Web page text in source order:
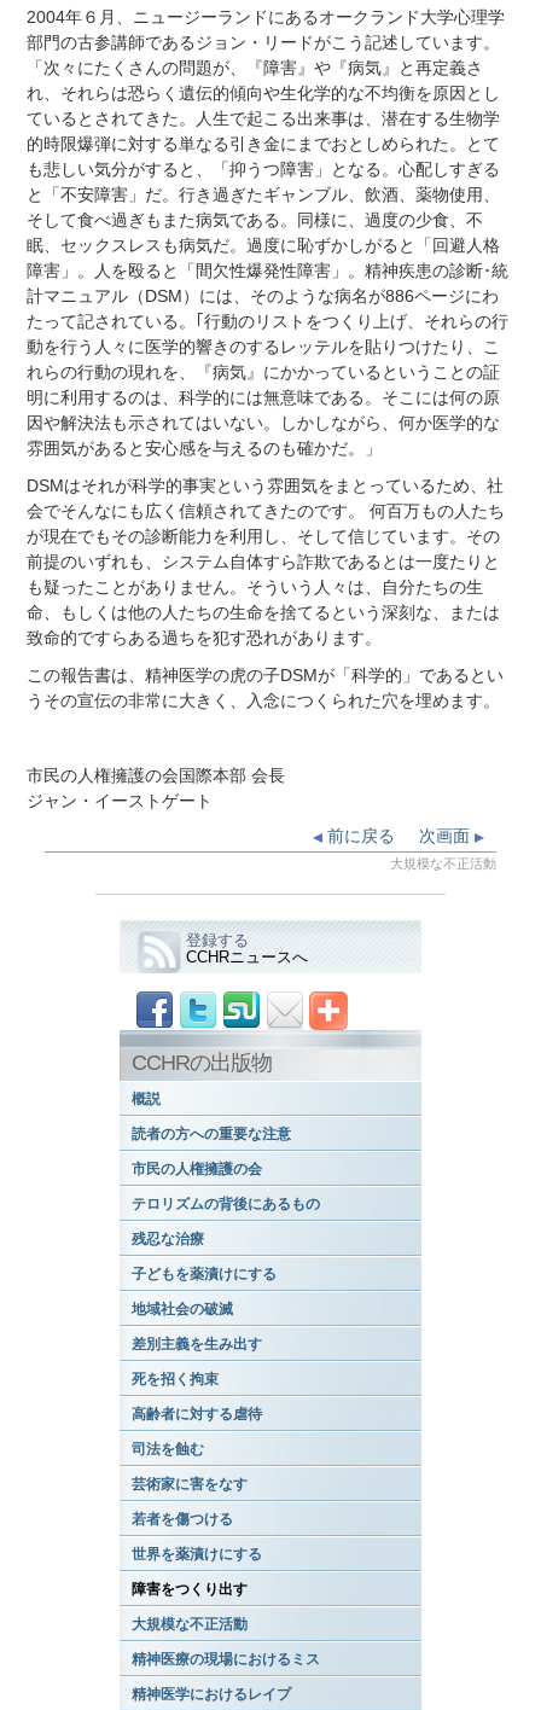
2004年６月、ニュージーランドにあるオークランド大学心理学
部門の古参講師であるジョン・リードがこう記述しています。
「次々にたくさんの問題が、『障害』や『病気』と再定義さ
れ、それらは恐らく遺伝的傾向や生化学的な不均衡を原因とし
ているとされてきた。人生で起こる出来事は、潜在する生物学
的時限爆弾に対する単なる引き金にまでおとしめられた。とて
も悲しい気分がすると、「抑うつ障害」となる。心配しすぎる
と「不安障害」だ。行き過ぎたギャンブル、飲酒、薬物使用、
そして食べ過ぎもまた病気である。同様に、過度の少食、不
眠、セックスレスも病気だ。過度に恥ずかしがると「回避人格
障害」。人を殴ると「間欠性爆発性障害」。精神疾患の診断･統
計マニュアル（DSM）には、そのような病名が886ページにわ
たって記されている。
｢行動のリストをつくり上げ、それらの行
動を行う人々に医学的響きのするレッテルを貼りつけたり、こ
れらの行動の現れを、『病気』にかかっているということの証
明に利用するのは、科学的には無意味である。そこには何の原
因や解決法も示されてはいない。しかしながら、何か医学的な
雰囲気があると安心感を与えるのも確かだ。」
DSMはそれが科学的事実という雰囲気をまとっているため、社
会でそんなにも広く信頼されてきたのです。
何百万もの人たち
が現在でもその診断能力を利用し、そして信じています。その
前提のいずれも、システム自体すら詐欺であるとは一度たりと
も疑ったことがありません。そういう人々は、自分たちの生
命、もしくは他の人たちの生命を捨てるという深刻な、または
致命的ですらある過ちを犯す恐れがあります。
この報告書は、精神医学の虎の子DSMが「科学的」であるとい
うその宣伝の非常に大きく、入念につくられた穴を埋めます。
市民の人権擁護の会国際本部 会長
ジャン・イーストゲート
次画面
前に戻る
大規模な不正活動
登録する
CCHRニュースへ
CCHRの出版物
概説
読者の方への重要な注意
市民の人権擁護の会
テロリズムの背後にあるもの
残忍な治療
子どもを薬漬けにする
地域社会の破滅
差別主義を生み出す
死を招く拘束
高齢者に対する虐待
司法を蝕む
芸術家に害をなす
若者を傷つける
世界を薬漬けにする
障害をつくり出す
大規模な不正活動
精神医療の現場におけるミス
精神医学におけるレイプ